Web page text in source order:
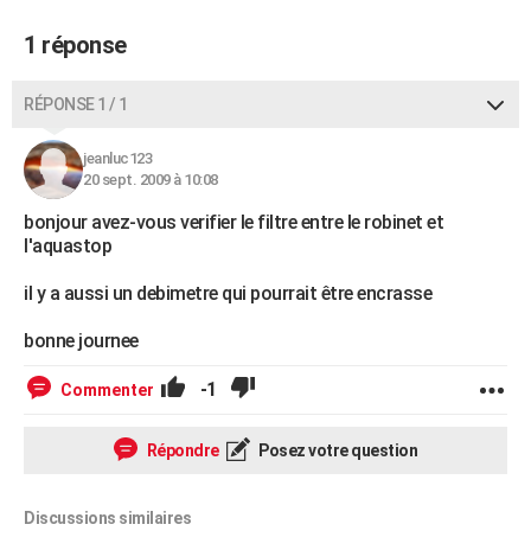
COPAINS D'AVANT
S'inscrire
Se connecter
Lycées
Collèges
Primaires
Universités
Entreprises
Service militaire
Avis de recherche
AVIS DE DÉCÈS
FORUM
Bricolage
Lifestyle
Culture
Sport
Auto
Television
Voyage
Cinema
1 réponse
RÉPONSE 1 / 1
jeanluc123
20 sept. 2009 à 10:08
bonjour avez-vous verifier le filtre entre le robinet et
l'aquastop
il y a aussi un debimetre qui pourrait être encrasse
bonne journee
Commenter -1
Répondre Posez votre question
Discussions similaires